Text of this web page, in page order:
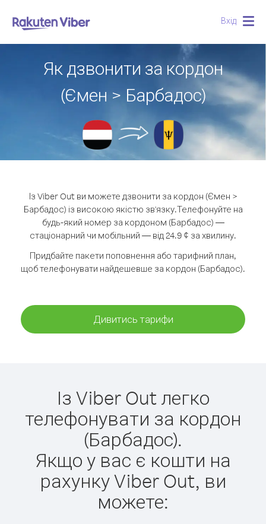
Вхід
Як дзвонити за кордон
(Ємен > Барбадос)
Із Viber Out ви можете дзвонити за кордон (Ємен >
Барбадос) із високою якістю зв'язку.Телефонуйте на
будь-який номер за кордоном (Барбадос) —
стаціонарний чи мобільний — від 24.9 ¢ за хвилину.
Придбайте пакети поповнення або тарифний план,
щоб телефонувати найдешевше за кордон (Барбадос).
Дивитись тарифи
Із Viber Out легко
телефонувати за кордон
(Барбадос).
Якщо у вас є кошти на
рахунку Viber Out, ви
можете: